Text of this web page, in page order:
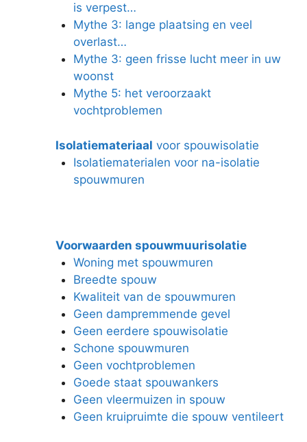
is verpest…
Mythe 3: lange plaatsing en veel
overlast…
Mythe 3: geen frisse lucht meer in uw
woonst
Mythe 5: het veroorzaakt
vochtproblemen
Isolatiemateriaal voor spouwisolatie
Isolatiematerialen voor na-isolatie
spouwmuren
Voorwaarden spouwmuurisolatie
Woning met spouwmuren
Breedte spouw
Kwaliteit van de spouwmuren
Geen dampremmende gevel
Geen eerdere spouwisolatie
Schone spouwmuren
Geen vochtproblemen
Goede staat spouwankers
Geen vleermuizen in spouw
Geen kruipruimte die spouw ventileert